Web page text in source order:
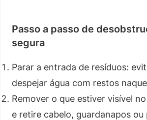
Passo a passo de
segura
Parar a entrada de resíduos:
despejar água com restos
Remover o que estiver visível
e retire cabelo, guardanapos ou